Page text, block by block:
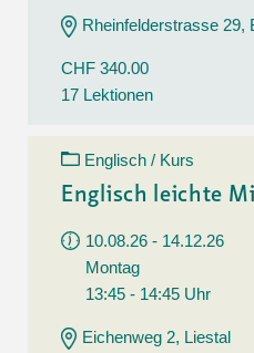
Rheinfelderstrasse 29,
CHF 340.00
17 Lektionen
Englisch / Kurs
Englisch leichte
10.08.26 - 14.12.26
Montag
13:45 - 14:45 Uhr
Eichenweg 2, Liestal